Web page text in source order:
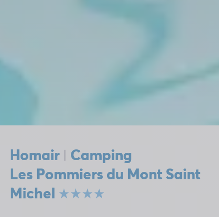
Homair | Camping
Les Pommiers du Mont Saint
Michel